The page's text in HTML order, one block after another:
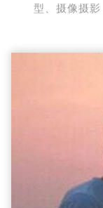
型、摄像摄